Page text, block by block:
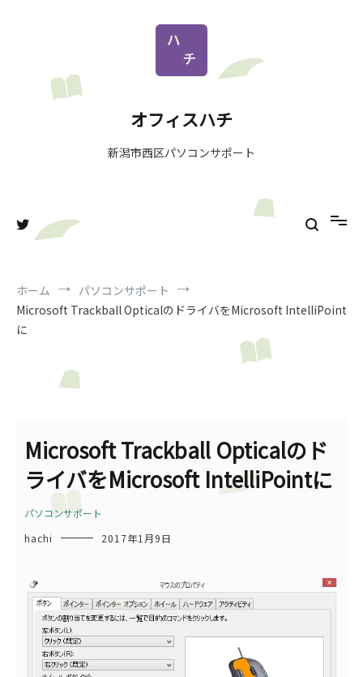
オフィスハチ
新潟市西区パソコンサポート
ホーム
パソコンサポート
Microsoft Trackball OpticalのドライバをMicrosoft IntelliPoint
に
Microsoft Trackball Opticalのド
ライバをMicrosoft IntelliPointに
パソコンサポート
hachi
2017年1月9日